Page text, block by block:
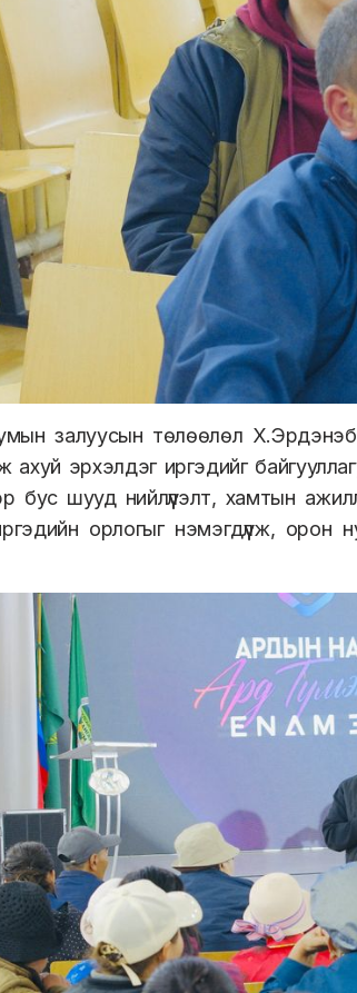
залуусын төлөөлөл
ахуй эрхэлдэг иргэдийг
бус шууд нийлүүлэлт, хамтын
орлогыг нэмэгдүүлж, орон